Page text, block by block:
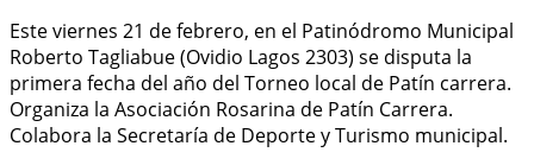
Este viernes 21 de febrero, en el Patinódromo Municipal
Roberto Tagliabue (Ovidio Lagos 2303) se disputa la
primera fecha del año del Torneo local de Patín carrera.
Organiza la Asociación Rosarina de Patín Carrera.
Colabora la Secretaría de Deporte y Turismo municipal.